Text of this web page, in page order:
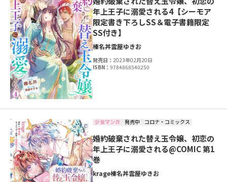
年上王子に溺愛される4【シーモア
限定書き下ろしSS＆電子書籍限定
SS付き】
榛名丼雲屋ゆきお
発売日：2023年02月20日
ISBN：9784868540250
少女マンガ 発売中 コロナ・コミックス
婚約破棄された替え玉令嬢、初恋の
年上王子に溺愛される@COMIC 第1
巻
krage榛名丼雲屋ゆきお